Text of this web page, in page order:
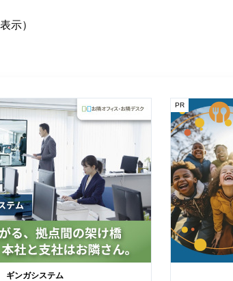
示）
ギンガシステム
PR